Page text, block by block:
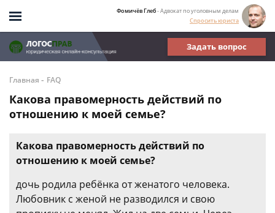
Фомичёв Глеб- Адвокат по уголовным делам
Спросить юриста
Задать вопрос
Главная - FAQ
Какова правомерность действий по
отношению к моей семье?
Какова правомерность действий по
отношению к моей семье?
дочь родила ребёнка от женатого человека.
Любовник с женой не разводился и свою